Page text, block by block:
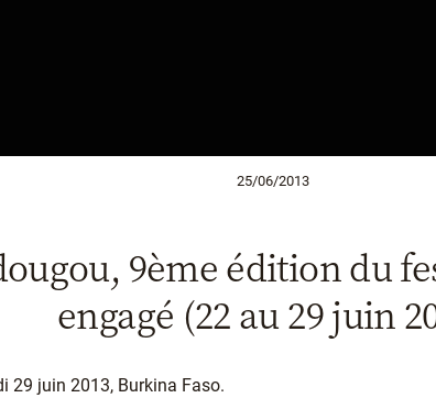
25/06/2013
9ème édition du
engagé (22 au 29 juin
29 juin 2013, Burkina Faso.